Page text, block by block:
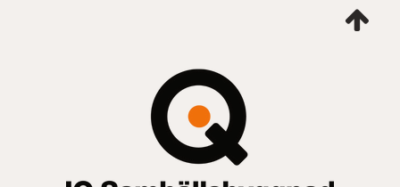
mig